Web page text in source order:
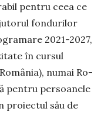
pentru ceea ce
fondurilor
2021-2027,
în cursul
numai Ro­
pen­tru persoanele
proiectul său de